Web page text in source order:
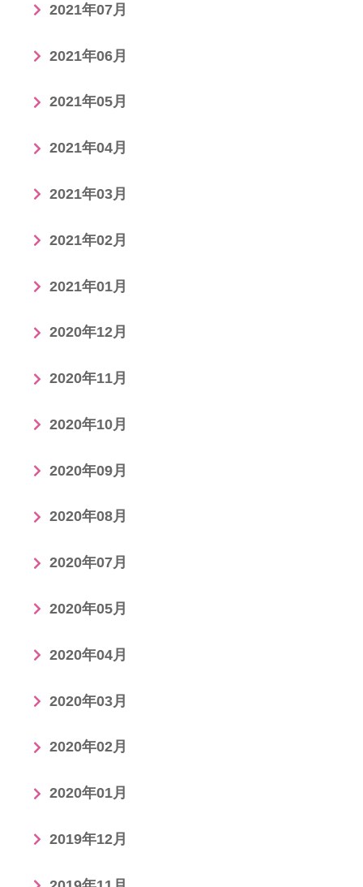
2021年07月
2021年06月
2021年05月
2021年04月
2021年03月
2021年02月
2021年01月
2020年12月
2020年11月
2020年10月
2020年09月
2020年08月
2020年07月
2020年05月
2020年04月
2020年03月
2020年02月
2020年01月
2019年12月